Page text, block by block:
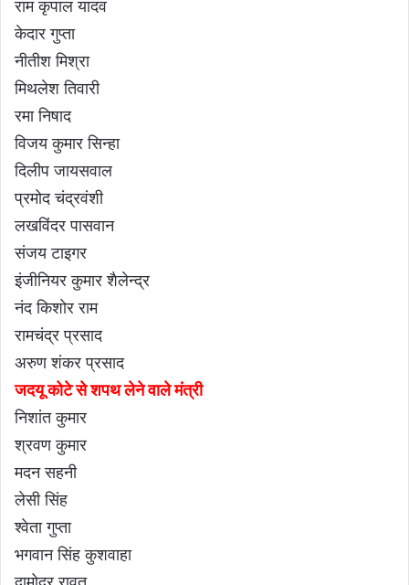
राम कृपाल यादव
केदार गुप्ता
नीतीश मिश्रा
मिथलेश तिवारी
रमा निषाद
विजय कुमार सिन्हा
दिलीप जायसवाल
प्रमोद चंद्रवंशी
लखविंदर पासवान
संजय टाइगर
इंजीनियर कुमार शैलेन्द्र
नंद किशोर राम
रामचंद्र प्रसाद
अरुण शंकर प्रसाद
जदयू कोटे से शपथ लेने वाले मंत्री
निशांत कुमार
श्रवण कुमार
मदन सहनी
लेसी सिंह
श्वेता गुप्ता
भगवान सिंह कुशवाहा